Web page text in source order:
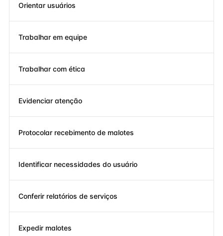
Orientar usuários
Trabalhar em equipe
Trabalhar com ética
Evidenciar atenção
Protocolar recebimento de malotes
Identificar necessidades do usuário
Conferir relatórios de serviços
Expedir malotes